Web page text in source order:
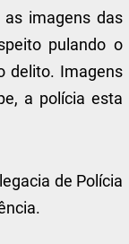
as imagens das
pulando o
delito. Imagens
a polícia esta
de Polícia